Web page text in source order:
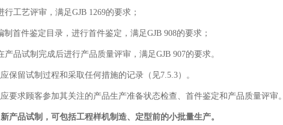
行工艺评审，满足GJB 1269的要求；
制首件鉴定目录，进行首件鉴定，满足GJB 908的要求；
产品试制完成后进行产品质量评审，满足GJB 907的要求。
保留试制过程和采取任何措施的记录（见7.5.3）。
要求顾客参加其关注的产品生产准备状态检查、首件鉴定和产品质量评审。
产品试制，可包括工程样机制造、定型前的小批量生产。